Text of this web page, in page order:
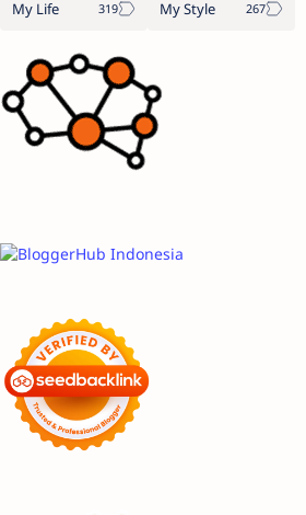
My Life My Style